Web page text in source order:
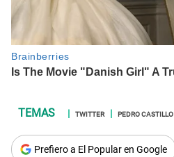
TWITTER PEDRO CASTILLO
Prefiero a El Popular en Google